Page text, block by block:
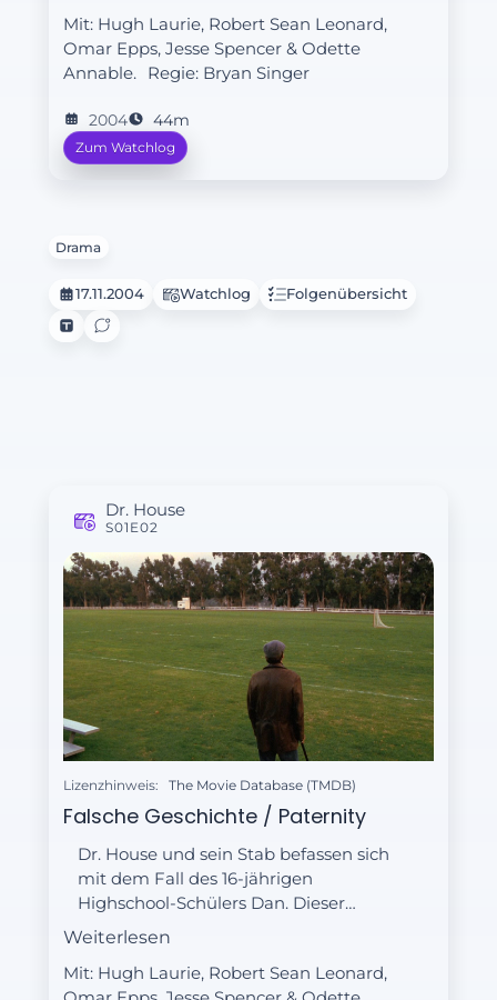
House. Während der
Differentialdiagnose werden einige
von Houses Charakterzügen deutlich,
besuchen, die Missachtung von
Regeln und Gesetzen und seine
Mit: Hugh Laurie, Robert Sean Leonard,
Omar Epps, Jesse Spencer & Odette
Annable.
Regie: Bryan Singer
2004 44m
Zum Watchlog
Drama
17.11.2004 Watchlog Folgenübersicht
Dr. House
S01E02
Lizenzhinweis: The Movie Database (TMDB)
Falsche Geschichte / Paternity
Dr. House und sein Stab befassen sich
mit dem Fall des 16-jährigen
Highschool-Schülers Dan. Dieser
leidet unter schweren Albträumen,
Halluzinationen und ist zuletzt auf
Weiterlesen
Mit: Hugh Laurie, Robert Sean Leonard,